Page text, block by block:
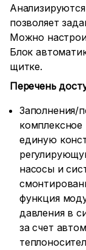
позволяет
Можно
Блок
щитке.
Перечень
Заполнения/
единую
насосы и
функция
давления в
за счет